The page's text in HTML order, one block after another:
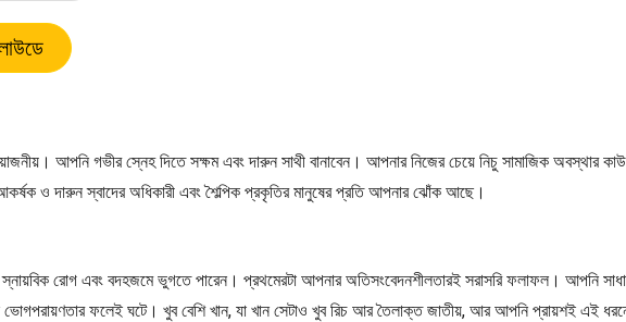
আপনি গভীর স্নেহ দিতে সক্ষম এবং দারুন সাথী বানাবেন। আপনার নিজের চেয়ে নিচু সামাজিক অবস্থার
ও দারুন স্বাদের অধিকারী এবং শৈল্পিক প্রকৃতির মানুষের প্রতি আপনার ঝোঁক আছে।
রোগ এবং বদহজমে ভুগতে পারেন। প্রথমেরটা আপনার অতিসংবেদনশীলতারই সরাসরি ফলাফল। আপনি
ফলেই ঘটে। খুব বেশি খান, যা খান সেটাও খুব রিচ আর তৈলাক্ত জাতীয়, আর আপনি প্রায়শই এই